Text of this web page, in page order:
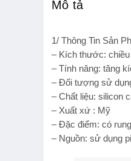
Mô tả
1/ Thông Tin Sản
– Kích thước:
– Tính năng: tăng
– Đối tượng sử
– Chất liệu: silicon
– Xuất xứ : Mỹ
– Đặc điểm: có
– Nguồn: sử dụng